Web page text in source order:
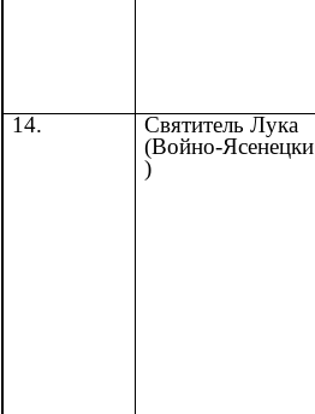
14.
Святитель Лука
(Войно-Ясенецки
)